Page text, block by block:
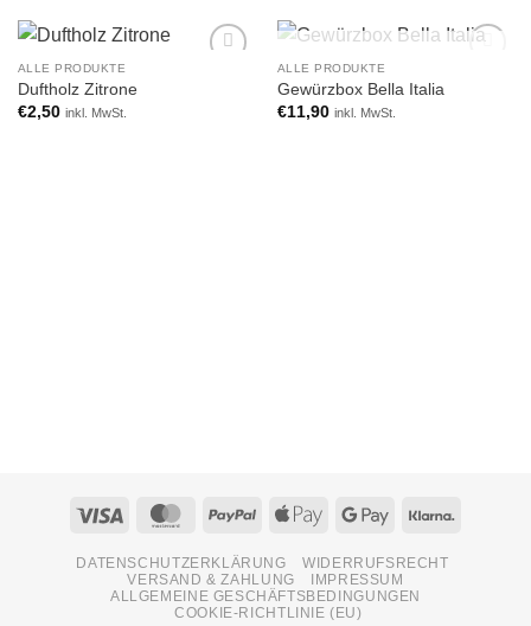
ALLE PRODUKTE
Duftholz Zitrone
€2,50 inkl. MwSt.
NICHT VORRÄTIG
ALLE PRODUKTE
Gewürzbox Bella Italia
€11,90 inkl. MwSt.
Visa MasterCardPayPal
Apple
Google
DATENSCHUTZERKLÄRUNG
WIDERRUFSRECHT
VERSAND & ZAHLUNG
IMPRESSUM
ALLGEMEINE GESCHÄFTSBEDINGUNGEN
COOKIE-RICHTLINIE (EU)